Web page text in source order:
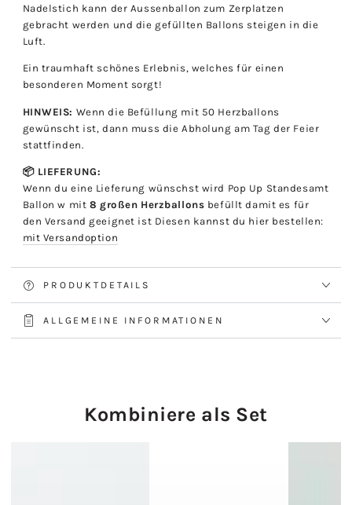
Nadelstich kann der Aussenballon zum Zerplatzen
gebracht werden und die gefüllten Ballons steigen in die
Luft.
Ein traumhaft schönes Erlebnis, welches für einen
besonderen Moment sorgt!
HINWEIS: Wenn die Befüllung mit 50 Herzballons
gewünscht ist, dann muss die Abholung am Tag der Feier
stattfinden.
📦 LIEFERUNG:
Wenn du eine Lieferung wünschst wird Pop Up Standesamt
Ballon w mit 8 großen Herzballons befüllt damit es für
den Versand geeignet ist Diesen kannst du hier bestellen:
mit Versandoption
PRODUKTDETAILS
ALLGEMEINE INFORMATIONEN
Kombiniere als Set